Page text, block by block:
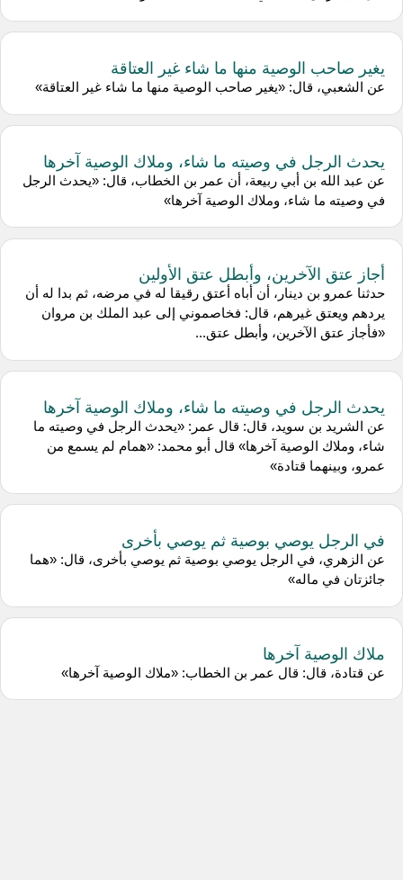
يغير صاحب الوصية منها ما شاء غير العتاقة
عن الشعبي، قال: «يغير صاحب الوصية منها ما شاء غير العتاقة»
يحدث الرجل في وصيته ما شاء، وملاك الوصية آخرها
عن عبد الله بن أبي ربيعة، أن عمر بن الخطاب، قال: «يحدث الرجل
في وصيته ما شاء، وملاك الوصية آخرها»
أجاز عتق الآخرين، وأبطل عتق الأولين
حدثنا عمرو بن دينار، أن أباه أعتق رقيقا له في مرضه، ثم بدا له أن
يردهم ويعتق غيرهم، قال: فخاصموني إلى عبد الملك بن مروان
«فأجاز عتق الآخرين، وأبطل عتق...
يحدث الرجل في وصيته ما شاء، وملاك الوصية آخرها
عن الشريد بن سويد، قال: قال عمر: «يحدث الرجل في وصيته ما
شاء، وملاك الوصية آخرها» قال أبو محمد: «همام لم يسمع من
عمرو، وبينهما قتادة»
في الرجل يوصي بوصية ثم يوصي بأخرى
عن الزهري، في الرجل يوصي بوصية ثم يوصي بأخرى، قال: «هما
جائزتان في ماله»
ملاك الوصية آخرها
عن قتادة، قال: قال عمر بن الخطاب: «ملاك الوصية آخرها»